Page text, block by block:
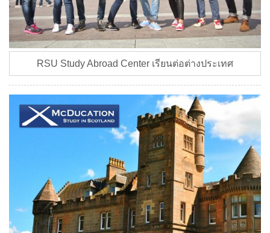
RSU Study Abroad Center เรียนต่อต่างประเทศ